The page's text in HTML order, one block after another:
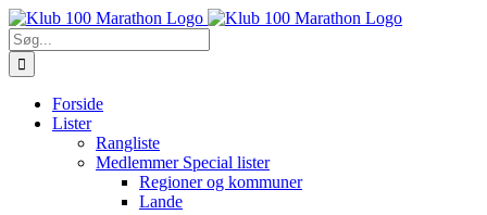
Skip
to
content
Søg
efter:
Forside
Lister
Rangliste
Medlemmer Special lister
Regioner og kommuner
Lande